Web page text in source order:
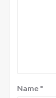
Name *